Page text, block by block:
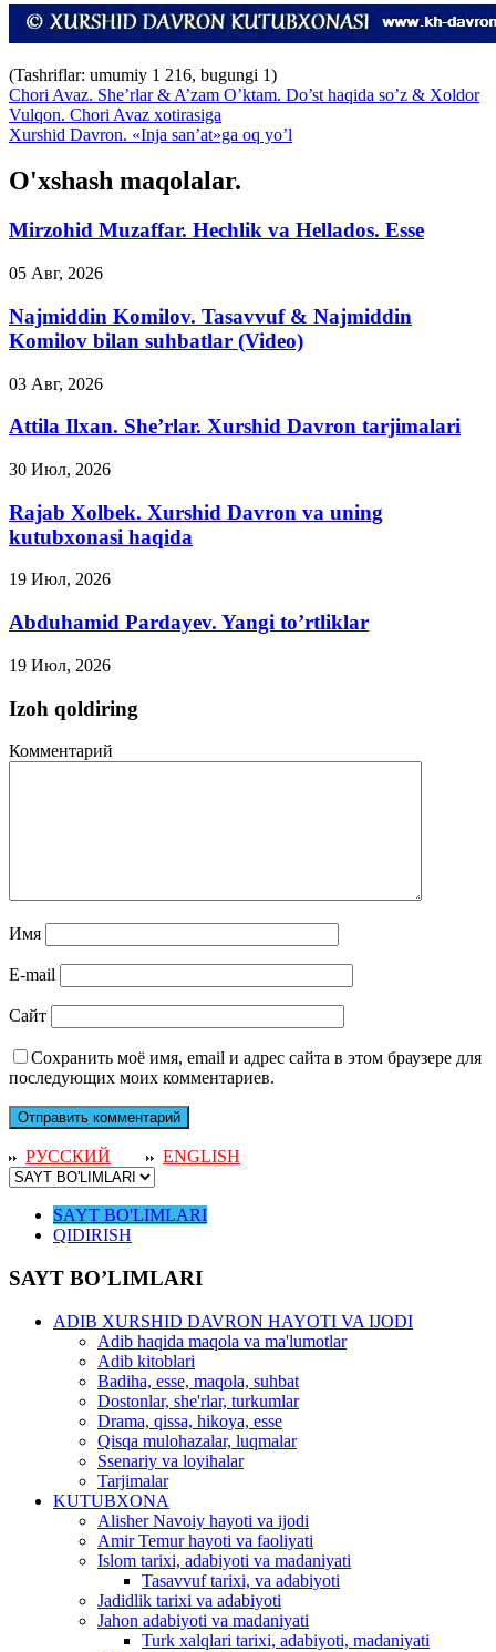
(Tashriflar: umumiy 1 216, bugungi 1)
Chori Avaz. She’rlar & A’zam O’ktam. Do’st haqida so’z & Xoldor
Vulqon. Chori Avaz xotirasiga
Xurshid Davron. «Inja san’at»ga oq yo’l
O'xshash maqolalar.
Mirzohid Muzaffar. Hechlik va Hellados. Esse
05 Авг, 2026
Najmiddin Komilov. Tasavvuf & Najmiddin
Komilov bilan suhbatlar (Video)
03 Авг, 2026
Attila Ilxan. She’rlar. Xurshid Davron tarjimalari
30 Июл, 2026
Rajab Xolbek. Xurshid Davron va uning
kutubxonasi haqida
19 Июл, 2026
Abduhamid Pardayev. Yangi to’rtliklar
19 Июл, 2026
Izoh qoldiring
Комментарий
Имя
E-mail
Сайт
Сохранить моё имя, email и адрес сайта в этом браузере для
последующих моих комментариев.
РУССКИЙ ENGLISH
SAYT BO'LIMLARI
QIDIRISH
SAYT BO’LIMLARI
ADIB XURSHID DAVRON HAYOTI VA IJODI
Adib haqida maqola va ma'lumotlar
Adib kitoblari
Badiha, esse, maqola, suhbat
Dostonlar, she'rlar, turkumlar
Drama, qissa, hikoya, esse
Qisqa mulohazalar, luqmalar
Ssenariy va loyihalar
Tarjimalar
KUTUBXONA
Alisher Navoiy hayoti va ijodi
Amir Temur hayoti va faoliyati
Islom tarixi, adabiyoti va madaniyati
Tasavvuf tarixi, va adabiyoti
Jadidlik tarixi va adabiyoti
Jahon adabiyoti va madaniyati
Turk xalqlari tarixi, adabiyoti, madaniyati